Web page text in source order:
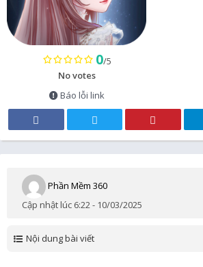
0/5
No votes
Báo lỗi link
Phần Mềm 360
Cập nhật lúc 6:22 - 10/03/2025
Nội dung bài viết